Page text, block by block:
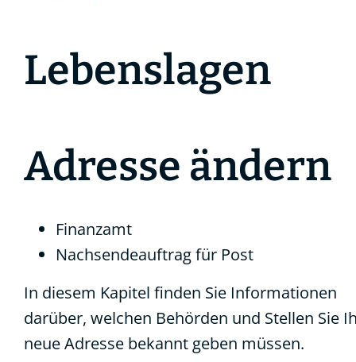
Lebenslagen
Adresse ändern
Finanzamt
Nachsendeauftrag für Post
In diesem Kapitel finden Sie Informationen
darüber, welchen Behörden und Stellen Sie
neue Adresse bekannt geben müssen.